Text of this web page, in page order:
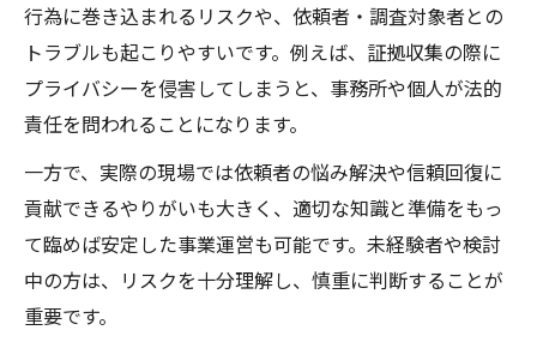
行為に巻き込まれるリスクや、依頼者・調査対象者との
トラブルも起こりやすいです。例えば、証拠収集の際に
プライバシーを侵害してしまうと、事務所や個人が法的
責任を問われることになります。
一方で、実際の現場では依頼者の悩み解決や信頼回復に
貢献できるやりがいも大きく、適切な知識と準備をもっ
て臨めば安定した事業運営も可能です。未経験者や検討
中の方は、リスクを十分理解し、慎重に判断することが
重要です。